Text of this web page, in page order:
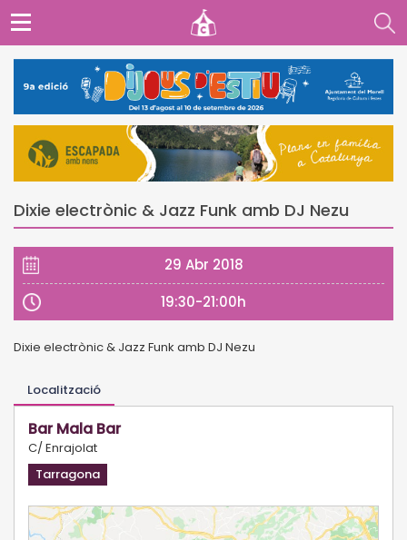
Dixie electrònic & Jazz Funk amb DJ Nezu
29 Abr 2018
19:30-21:00h
Dixie electrònic & Jazz Funk amb DJ Nezu
Localització
Bar Mala Bar
C/ Enrajolat
Tarragona